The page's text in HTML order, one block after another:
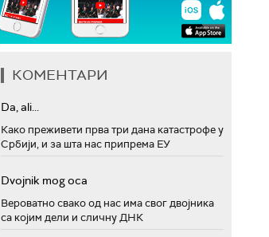
КОМЕНТАРИ
Da, ali...
Како преживети прва три дана катастрофе у
Србији, и за шта нас припрема ЕУ
Dvojnik mog oca
Вероватно свако од нас има свог двојника
са којим дели и сличну ДНК